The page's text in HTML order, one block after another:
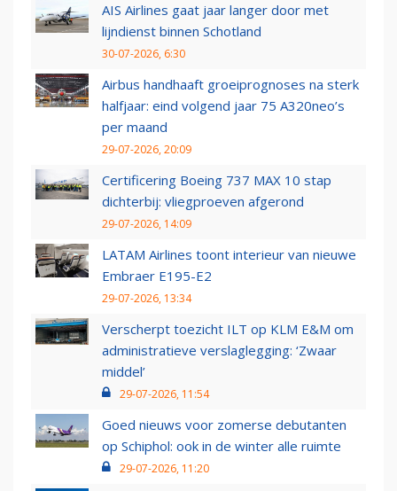
AIS Airlines gaat jaar langer door met
lijndienst binnen Schotland
30-07-2026, 6:30
Airbus handhaaft groeiprognoses na sterk
halfjaar: eind volgend jaar 75 A320neo’s
per maand
29-07-2026, 20:09
Certificering Boeing 737 MAX 10 stap
dichterbij: vliegproeven afgerond
29-07-2026, 14:09
LATAM Airlines toont interieur van nieuwe
Embraer E195-E2
29-07-2026, 13:34
Verscherpt toezicht ILT op KLM E&M om
administratieve verslaglegging: ‘Zwaar
middel’
29-07-2026, 11:54
Goed nieuws voor zomerse debutanten
op Schiphol: ook in de winter alle ruimte
29-07-2026, 11:20